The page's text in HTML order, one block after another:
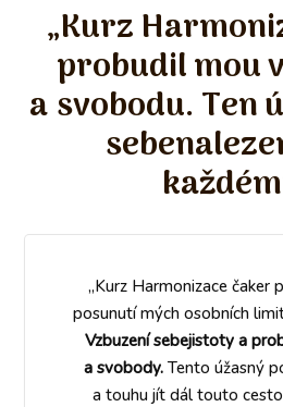
„Kurz
probudil mou
a svobodu. Ten
„Kurz Harmonizace čaker
posunutí mých osobních
Vzbuzení sebejistoty a
a svobody. Tento úžasný
a touhu jít dál touto